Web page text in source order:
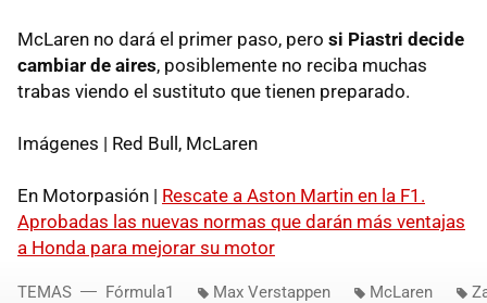
McLaren no dará el primer paso, pero si Piastri decide
cambiar de aires, posiblemente no reciba muchas
trabas viendo el sustituto que tienen preparado.
Imágenes | Red Bull, McLaren
En Motorpasión | Rescate a Aston Martin en la F1.
Aprobadas las nuevas normas que darán más ventajas
a Honda para mejorar su motor
TEMAS Fórmula1 Max Verstappen McLaren